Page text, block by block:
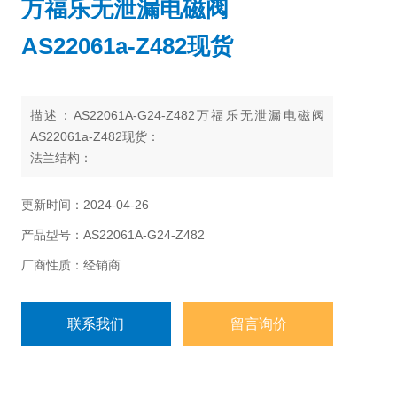
万福乐无泄漏电磁阀
AS22061a-Z482现货
描述：AS22061A-G24-Z482万福乐无泄漏电磁阀
AS22061a-Z482现货：
法兰结构：
4 个体积流量级别
p限度= 350 巴
更新时间：2024-04-26
产品型号：AS22061A-G24-Z482
厂商性质：经销商
联系我们 留言询价